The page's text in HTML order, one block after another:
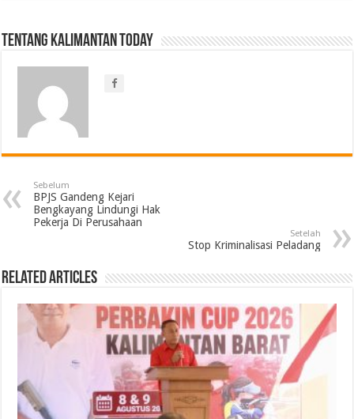
Tentang Kalimantan Today
Sebelum
BPJS Gandeng Kejari
Bengkayang Lindungi Hak
Pekerja Di Perusahaan
Setelah
Stop Kriminalisasi Peladang
Related Articles